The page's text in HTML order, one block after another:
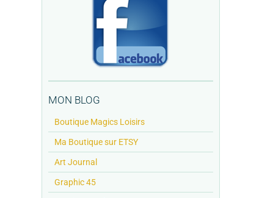
MON BLOG
Boutique Magics Loisirs
Ma Boutique sur ETSY
Art Journal
Graphic 45